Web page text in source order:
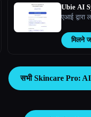
Ubie AI
एआई द्वारा
मिलने
सभी Skincare Pro: